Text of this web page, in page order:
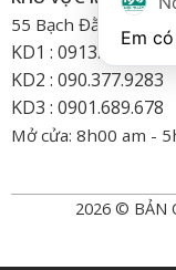
55 Bạch Đằng,
KD1 : 0913.922.926
KD2 : 090.377.9283
KD3 : 0901.689.678
Mở cửa: 8h00 am -
2026 © BẢN